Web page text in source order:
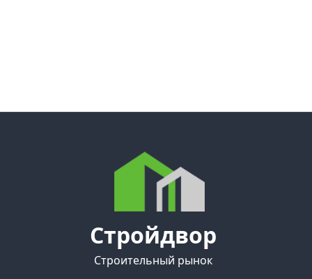
Стройдвор
Строительный рынок